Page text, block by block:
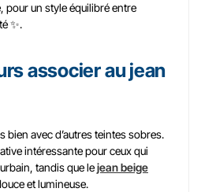
pour un style équilibré entre
✨.
associer au jean
bien avec d’autres teintes sobres.
intéressante pour ceux qui
tandis que lejean beige
et lumineuse.